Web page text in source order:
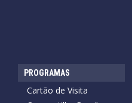
PROGRAMAS
Cartão de Visita